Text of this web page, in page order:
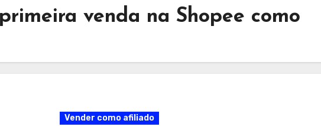
venda na Shopee como
Vender como afiliado